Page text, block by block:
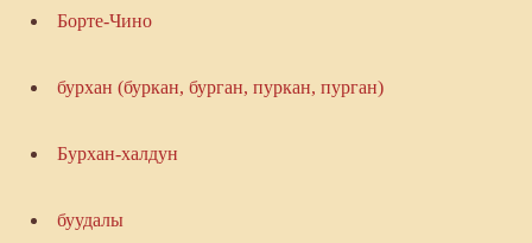
Борте-Чино
бурхан (буркан, бурган, пуркан, пурган)
Бурхан-халдун
буудалы